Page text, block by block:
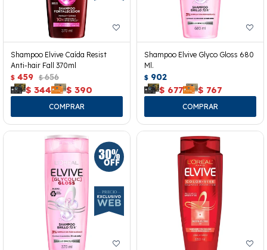
Shampoo Elvive Caída Resist
Anti-hair Fall 370ml
$ 459 $ 656
$ 344 $ 390
Shampoo Elvive Glyco Gloss 680
Ml.
$ 902
$ 677 $ 767